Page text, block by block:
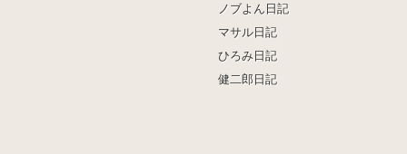
ノブよん日記
マサル日記
ひろみ日記
健二郎日記